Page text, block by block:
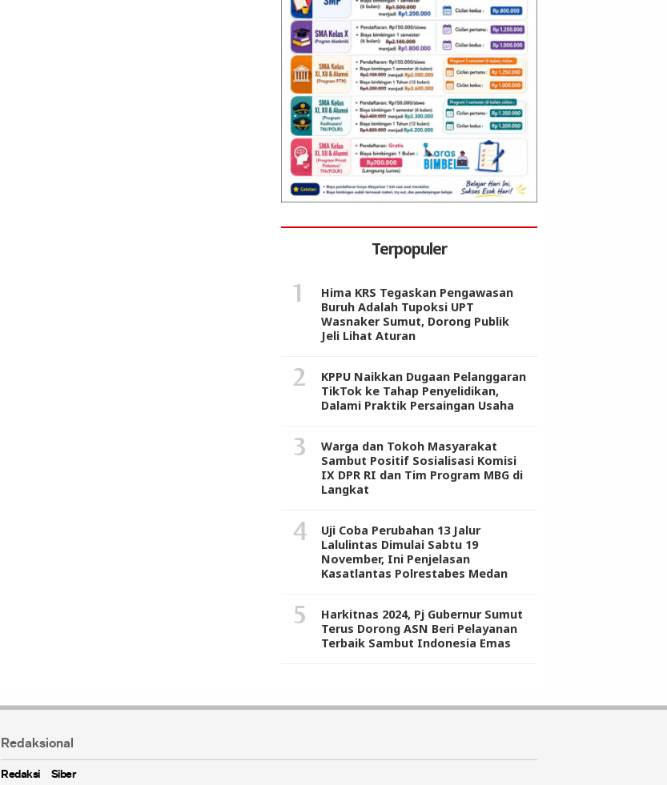
Terpopuler
Hima KRS Tegaskan Pengawasan
Buruh Adalah Tupoksi UPT
Wasnaker Sumut, Dorong Publik
Jeli Lihat Aturan
KPPU Naikkan Dugaan Pelanggaran
TikTok ke Tahap Penyelidikan,
Dalami Praktik Persaingan Usaha
Warga dan Tokoh Masyarakat
Sambut Positif Sosialisasi Komisi
IX DPR RI dan Tim Program MBG di
Langkat
Uji Coba Perubahan 13 Jalur
Lalulintas Dimulai Sabtu 19
November, Ini Penjelasan
Kasatlantas Polrestabes Medan
Harkitnas 2024, Pj Gubernur Sumut
Terus Dorong ASN Beri Pelayanan
Terbaik Sambut Indonesia Emas
Redaksional
Redaksi Siber